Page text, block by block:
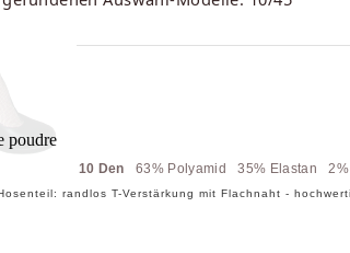
10 Den 63% Polyamid 35% Elastan 2%
randlos T-Verstärkung mit Flachnaht -